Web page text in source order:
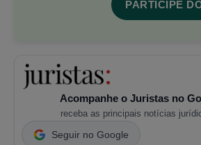
PARTICIPE
Acompanhe o Juristas no
receba as principais notícias
Seguir no Google